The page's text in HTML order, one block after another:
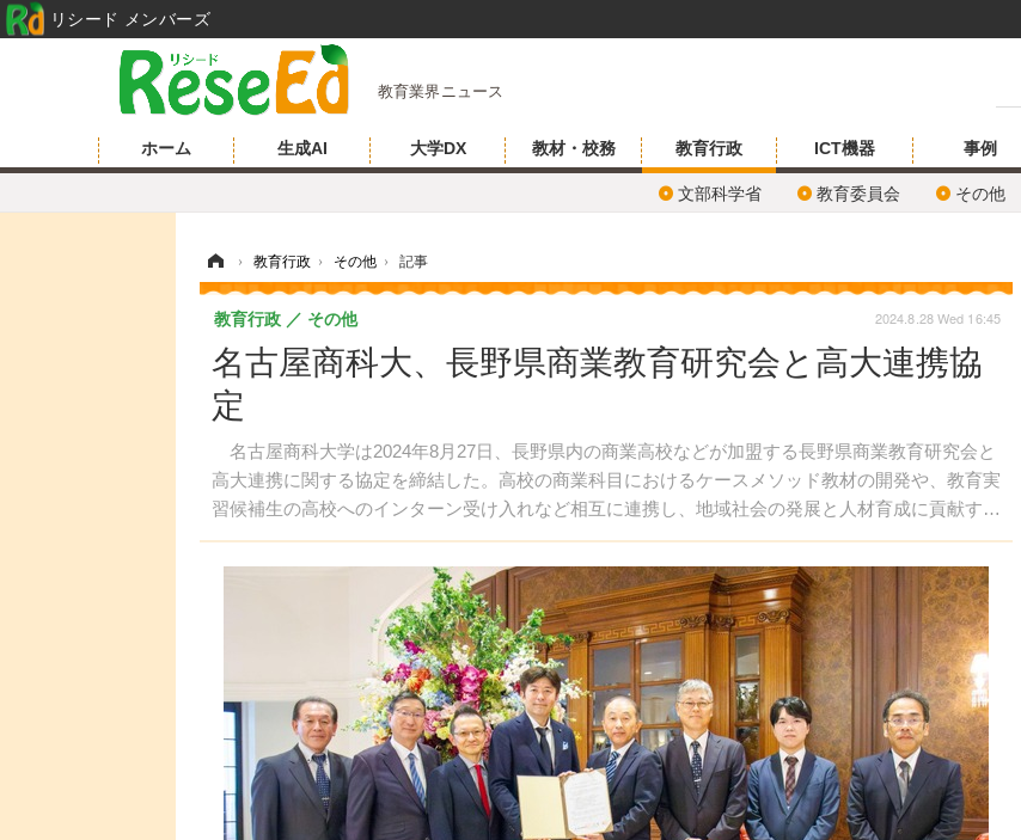
教育業界ニュース
ホーム 生成AI 大学DX 教材・校務 教育行政
文部科学省 教育委員会 その他
ICT機器 事例
› 教育行政 › その他 › 記事
名古屋商科大、長野県商業教育研究会と高大連携協
定
名古屋商科大学は2024年8月27日、長野県内の商業高校などが加盟する長野県商業教育研究会と
高大連携に関する協定を締結した。高校の商業科目におけるケースメソッド教材の開発や、教育実
習候補生の高校へのインターン受け入れなど相互に連携し、地域社会の発展と人材育成に貢献する
としている。
教育行政 その他 2024.8.28 Wed 16:45
リシード メンバーズ